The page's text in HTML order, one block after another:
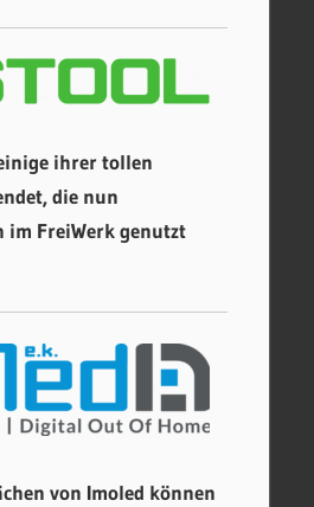
ihrer tollen
die nun
im FreiWerk genutzt
von Imoled können